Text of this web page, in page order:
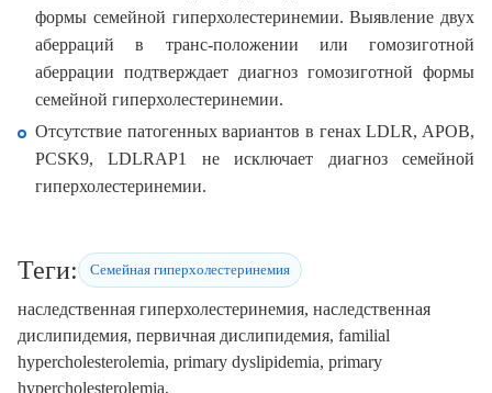
формы семейной гиперхолестеринемии. Выявление двух
аберраций в транс-положении или гомозиготной
аберрации подтверждает диагноз гомозиготной формы
семейной гиперхолестеринемии.
Отсутствие патогенных вариантов в генах LDLR, APOB,
PCSK9, LDLRAP1 не исключает диагноз семейной
гиперхолестеринемии.
Теги: Семейная гиперхолестеринемия
наследственная гиперхолестеринемия, наследственная
дислипидемия, первичная дислипидемия, familial
hypercholesterolemia, primary dyslipidemia, primary
hypercholesterolemia,